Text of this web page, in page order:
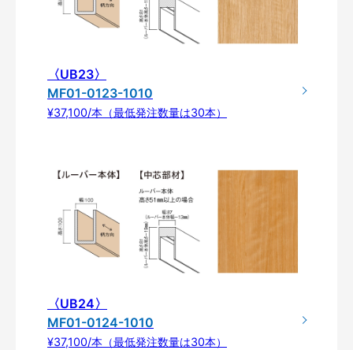
〈UB23〉
MF01-0123-1010
¥37,100/本（最低発注数量は30本）
〈UB24〉
MF01-0124-1010
¥37,100/本（最低発注数量は30本）